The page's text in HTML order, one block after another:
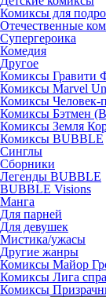
Комиксы для
Отечественные
Супергероика
Комедия
Другое
Комиксы Гравити
Комиксы Marvel
Комиксы Человек-
Комиксы Бэтмен
Комиксы Земля
Комиксы BUBBLE
Синглы
Сборники
Легенды BUBBLE
BUBBLE Visions
Манга
Для парней
Для девушек
Мистика/ужасы
Другие жанры
Комиксы Майор
Комиксы Лига
Комиксы